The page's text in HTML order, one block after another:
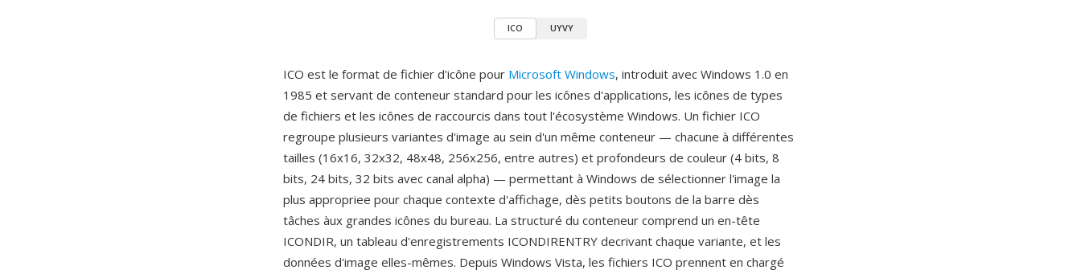
ICO UYVY
ICO est le format de fichier d'icône pour Microsoft Windows, introduit avec Windows 1.0 en
1985 et servant de conteneur standard pour les icônes d'applications, les icônes de types
de fichiers et les icônes de raccourcis dans tout l'écosystème Windows. Un fichier ICO
regroupe plusieurs variantes d'image au sein d'un même conteneur — chacune à différentes
tailles (16x16, 32x32, 48x48, 256x256, entre autres) et profondeurs de couleur (4 bits, 8
bits, 24 bits, 32 bits avec canal alpha) — permettant à Windows de sélectionner l'image la
plus appropriee pour chaque contexte d'affichage, dès petits boutons de la barre dès
tâches àux grandes icônes du bureau. La structuré du conteneur comprend un en-tête
ICONDIR, un tableau d'enregistrements ICONDIRENTRY decrivant chaque variante, et les
données d'image elles-mêmes. Depuis Windows Vista, les fichiers ICO prennent en chargé